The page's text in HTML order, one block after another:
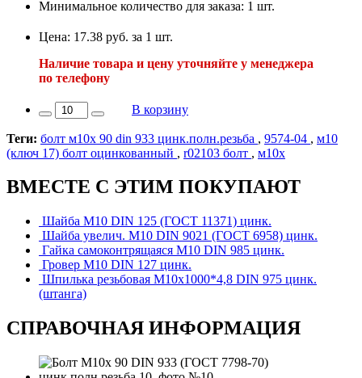
Минимальное количество для заказа: 1 шт.
Цена: 17.38 руб. за 1 шт.
Наличие товара и цену уточняйте у менеджера
по телефону
В корзину
Теги: болт м10х 90 din 933 цинк.полн.резьба , 9574-04 , м10
(ключ 17) болт оцинкованный , r02103 болт , м10х
ВМЕСТЕ С ЭТИМ ПОКУПАЮТ
Шайба М10 DIN 125 (ГОСТ 11371) цинк.
Шайба увелич. М10 DIN 9021 (ГОСТ 6958) цинк.
Гайка самоконтрящаяся М10 DIN 985 цинк.
Гровер М10 DIN 127 цинк.
Шпилька резьбовая М10х1000*4,8 DIN 975 цинк.
(штанга)
СПРАВОЧНАЯ ИНФОРМАЦИЯ